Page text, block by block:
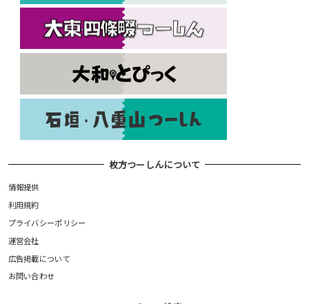
枚方つーしんについて
情報提供
利用規約
プライバシーポリシー
運営会社
広告掲載について
お問い合わせ